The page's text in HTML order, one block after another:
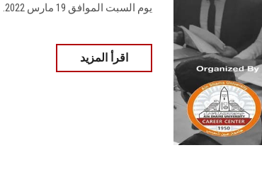
يوم السبت الموافق 19 مارس 2022.
اقرأ المزيد